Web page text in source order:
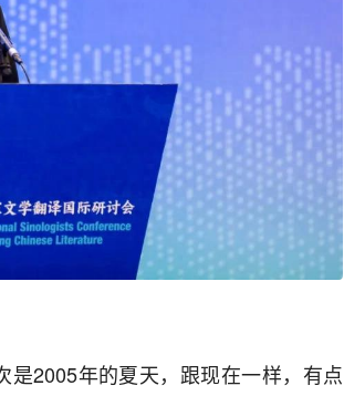
是2005年的夏天，跟现在一样，有点